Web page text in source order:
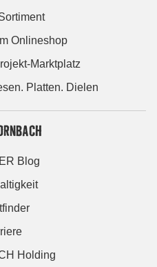
Onlineshop
Marktplatz
Platten. Dielen
Blog
Holding